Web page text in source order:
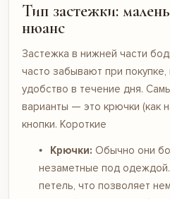
Тип застежки:
нюанс
Застежка в нижней части
часто забывают при
удобство в течение дня.
варианты — это крючки (как
кнопки. Короткие
Крючки: Обычно они
незаметные под
петель, что позволяет